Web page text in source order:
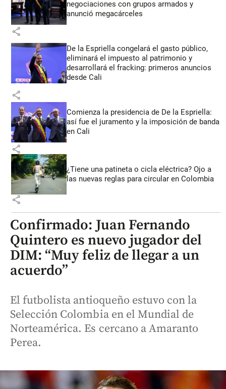
negociaciones con grupos armados y
anunció megacárceles
share
De la Espriella congelará el gasto público,
eliminará el impuesto al patrimonio y
desarrollará el fracking: primeros anuncios
desde Cali
share
Comienza la presidencia de De la Espriella:
así fue el juramento y la imposición de banda
en Cali
share
¿Tiene una patineta o cicla eléctrica? Ojo a
las nuevas reglas para circular en Colombia
share
Confirmado: Juan Fernando
Quintero es nuevo jugador del
DIM: “Muy feliz de llegar a un
acuerdo”
El futbolista antioqueño estuvo con la
Selección Colombia en el Mundial de
Norteamérica. Es cercano a Amaranto
Perea.